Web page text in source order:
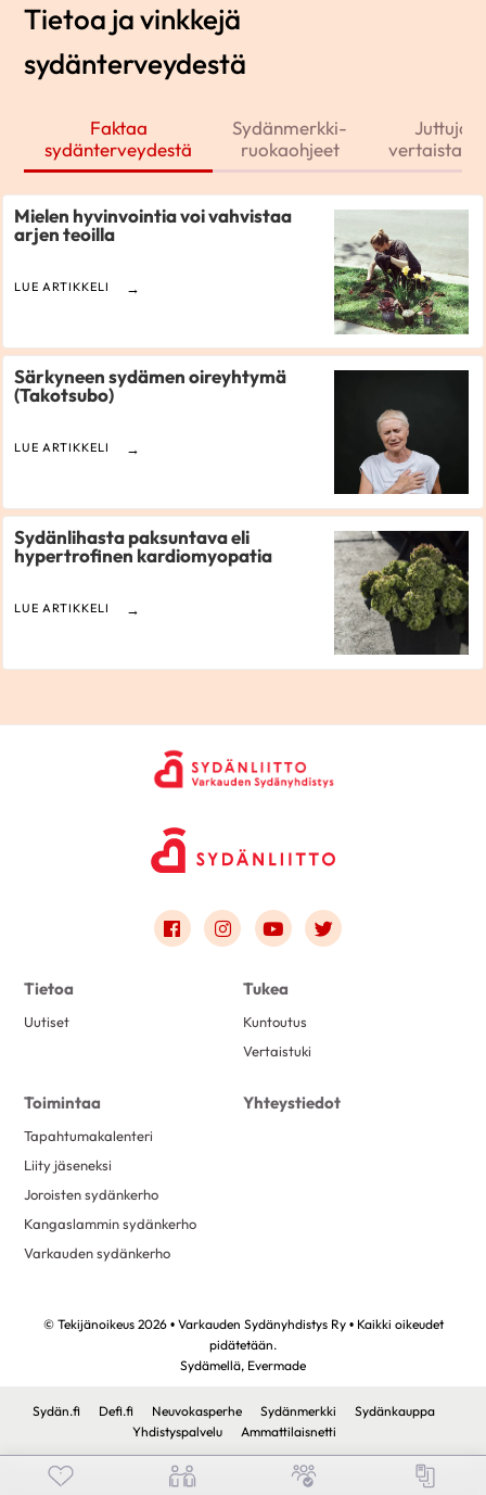
Tietoa ja vinkkejä
sydänterveydestä
Faktaa
sydänterveydestä
Sydänmerkki-
ruokaohjeet
Juttuja
Mielen hyvinvointia voi vahvistaa
arjen teoilla
LUE ARTIKKELI
Särkyneen sydämen oireyhtymä
(Takotsubo)
LUE ARTIKKELI
Sydänlihasta paksuntava eli
hypertrofinen kardiomyopatia
LUE ARTIKKELI
Link to facebook
Link to instagram
Link to youtube
Link to twitter
Tietoa
Uutiset
Tukea
Kuntoutus
Vertaistuki
Toimintaa
Tapahtumakalenteri
Liity jäseneksi
Joroisten sydänkerho
Kangaslammin sydänkerho
Varkauden sydänkerho
Yhteystiedot
© Tekijänoikeus 2026 • Varkauden Sydänyhdistys Ry • Kaikki oikeudet
pidätetään.
Sydämellä, Evermade
Sydän.fi Defi.fi Neuvokasperhe Sydänmerkki
Sydänkauppa
Yhdistyspalvelu
Ammattilaisnetti